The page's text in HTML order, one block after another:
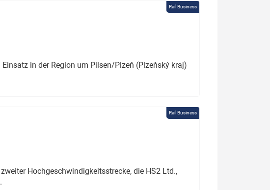
Rail Business
in der Region um Pilsen/Plzeň (Plzeňský kraj)
Rail Business
Hochgeschwindigkeitsstrecke, die HS2 Ltd.,